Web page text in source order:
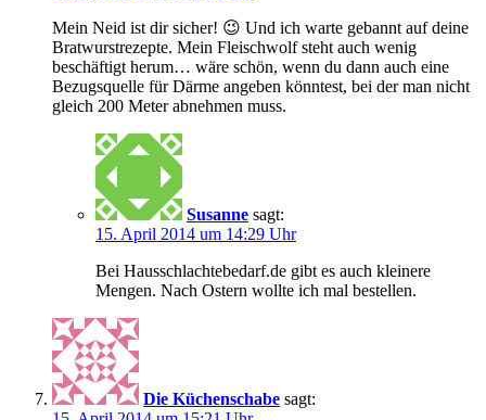
Mein Neid ist dir sicher! 😉 Und ich warte gebannt auf deine
Bratwurstrezepte. Mein Fleischwolf steht auch wenig
beschäftigt herum… wäre schön, wenn du dann auch eine
Bezugsquelle für Därme angeben könntest, bei der man nicht
gleich 200 Meter abnehmen muss.
Susanne sagt:
15. April 2014 um 14:29 Uhr
Bei Hausschlachtebedarf.de gibt es auch kleinere
Mengen. Nach Ostern wollte ich mal bestellen.
Die Küchenschabe sagt: